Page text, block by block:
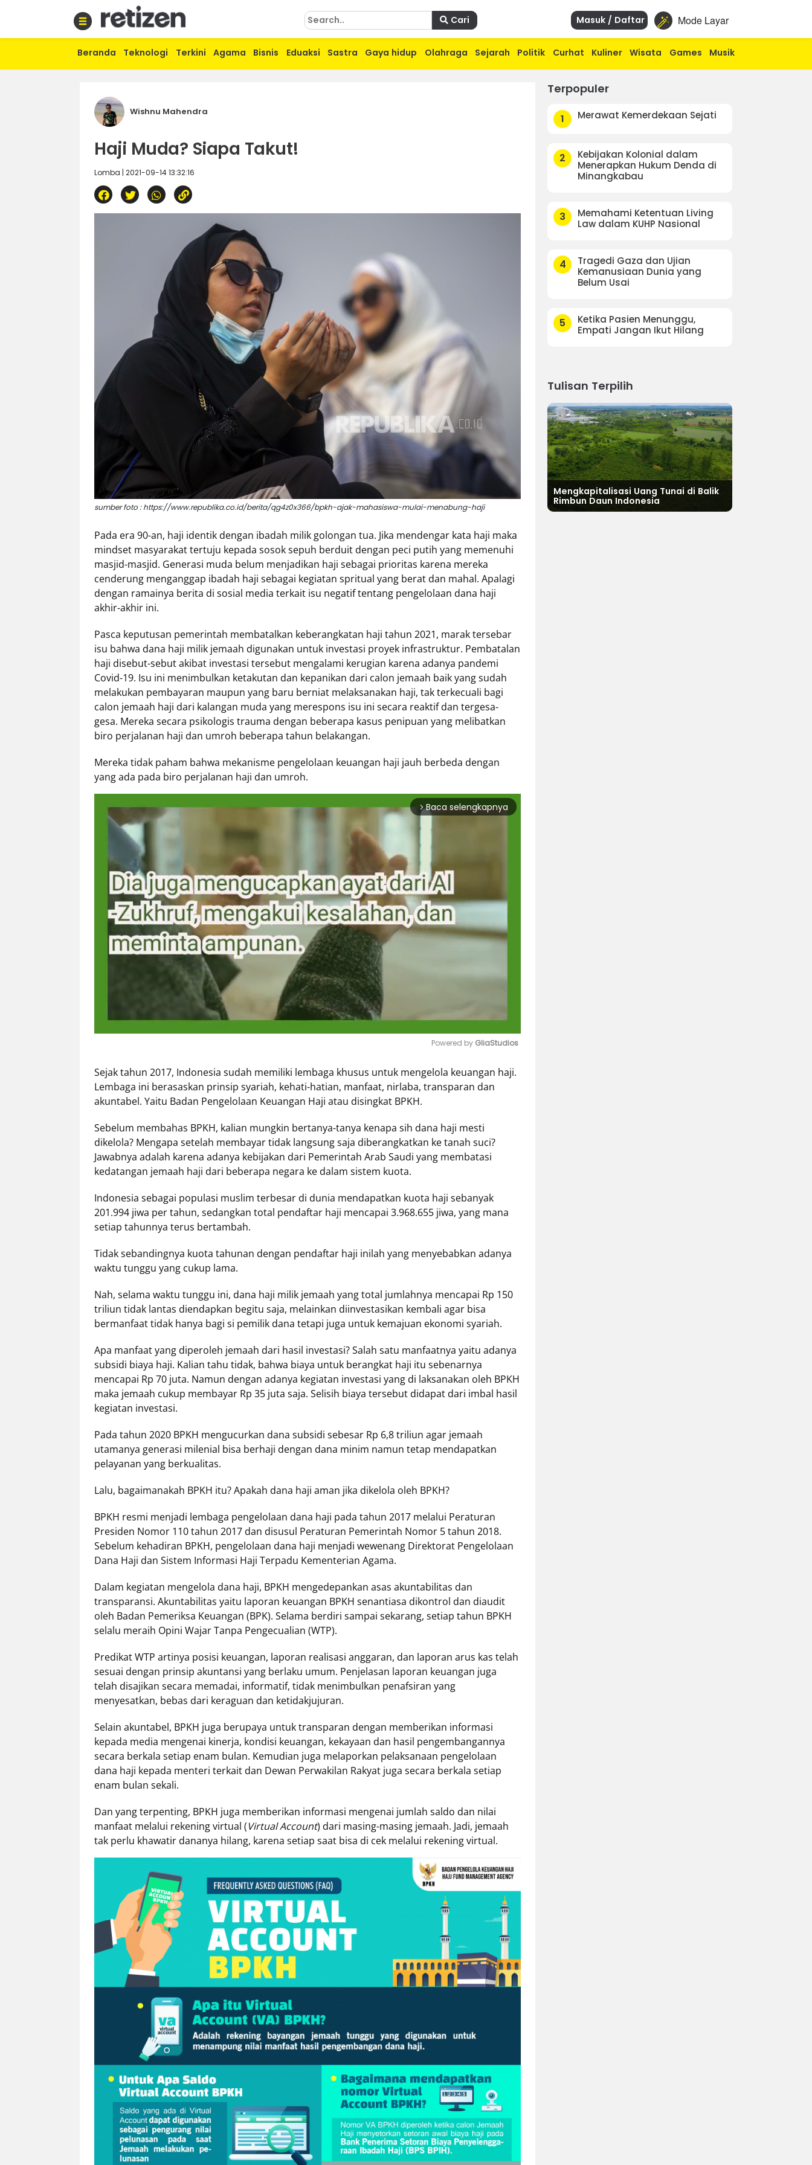
Mode Layar
Masuk / Daftar
Cari
Beranda Teknologi Terkini Agama Bisnis Eduaksi Sastra Gaya hidup Olahraga Sejarah Politik Curhat Kuliner Wisata Games Musik
Wishnu Mahendra
Haji Muda? Siapa Takut!
Lomba | 2021-09-14 13:32:16
sumber foto : https://www.republika.co.id/berita/qg4z0x366/bpkh-ajak-mahasiswa-mulai-menabung-haji
Pada era 90-an, haji identik dengan ibadah milik golongan tua. Jika mendengar kata haji maka
mindset masyarakat tertuju kepada sosok sepuh berduit dengan peci putih yang memenuhi
masjid-masjid. Generasi muda belum menjadikan haji sebagai prioritas karena mereka
cenderung menganggap ibadah haji sebagai kegiatan spritual yang berat dan mahal. Apalagi
dengan ramainya berita di sosial media terkait isu negatif tentang pengelolaan dana haji
akhir-akhir ini.
Pasca keputusan pemerintah membatalkan keberangkatan haji tahun 2021, marak tersebar
isu bahwa dana haji milik jemaah digunakan untuk investasi proyek infrastruktur. Pembatalan
haji disebut-sebut akibat investasi tersebut mengalami kerugian karena adanya pandemi
Covid-19. Isu ini menimbulkan ketakutan dan kepanikan dari calon jemaah baik yang sudah
melakukan pembayaran maupun yang baru berniat melaksanakan haji, tak terkecuali bagi
calon jemaah haji dari kalangan muda yang merespons isu ini secara reaktif dan tergesa-
gesa. Mereka secara psikologis trauma dengan beberapa kasus penipuan yang melibatkan
biro perjalanan haji dan umroh beberapa tahun belakangan.
Mereka tidak paham bahwa mekanisme pengelolaan keuangan haji jauh berbeda dengan
yang ada pada biro perjalanan haji dan umroh.
arrow_forward_ios Baca selengkapnya
Mute
Powered by GliaStudios
Sejak tahun 2017, Indonesia sudah memiliki lembaga khusus untuk mengelola keuangan haji.
Lembaga ini berasaskan prinsip syariah, kehati-hatian, manfaat, nirlaba, transparan dan
akuntabel. Yaitu Badan Pengelolaan Keuangan Haji atau disingkat BPKH.
Sebelum membahas BPKH, kalian mungkin bertanya-tanya kenapa sih dana haji mesti
dikelola? Mengapa setelah membayar tidak langsung saja diberangkatkan ke tanah suci?
Jawabnya adalah karena adanya kebijakan dari Pemerintah Arab Saudi yang membatasi
kedatangan jemaah haji dari beberapa negara ke dalam sistem kuota.
Indonesia sebagai populasi muslim terbesar di dunia mendapatkan kuota haji sebanyak
201.994 jiwa per tahun, sedangkan total pendaftar haji mencapai 3.968.655 jiwa, yang mana
setiap tahunnya terus bertambah.
Tidak sebandingnya kuota tahunan dengan pendaftar haji inilah yang menyebabkan adanya
waktu tunggu yang cukup lama.
Nah, selama waktu tunggu ini, dana haji milik jemaah yang total jumlahnya mencapai Rp 150
triliun tidak lantas diendapkan begitu saja, melainkan diinvestasikan kembali agar bisa
bermanfaat tidak hanya bagi si pemilik dana tetapi juga untuk kemajuan ekonomi syariah.
Apa manfaat yang diperoleh jemaah dari hasil investasi? Salah satu manfaatnya yaitu adanya
subsidi biaya haji. Kalian tahu tidak, bahwa biaya untuk berangkat haji itu sebenarnya
mencapai Rp 70 juta. Namun dengan adanya kegiatan investasi yang di laksanakan oleh BPKH
maka jemaah cukup membayar Rp 35 juta saja. Selisih biaya tersebut didapat dari imbal hasil
kegiatan investasi.
Pada tahun 2020 BPKH mengucurkan dana subsidi sebesar Rp 6,8 triliun agar jemaah
utamanya generasi milenial bisa berhaji dengan dana minim namun tetap mendapatkan
pelayanan yang berkualitas.
Lalu, bagaimanakah BPKH itu? Apakah dana haji aman jika dikelola oleh BPKH?
BPKH resmi menjadi lembaga pengelolaan dana haji pada tahun 2017 melalui Peraturan
Presiden Nomor 110 tahun 2017 dan disusul Peraturan Pemerintah Nomor 5 tahun 2018.
Sebelum kehadiran BPKH, pengelolaan dana haji menjadi wewenang Direktorat Pengelolaan
Dana Haji dan Sistem Informasi Haji Terpadu Kementerian Agama.
Dalam kegiatan mengelola dana haji, BPKH mengedepankan asas akuntabilitas dan
transparansi. Akuntabilitas yaitu laporan keuangan BPKH senantiasa dikontrol dan diaudit
oleh Badan Pemeriksa Keuangan (BPK). Selama berdiri sampai sekarang, setiap tahun BPKH
selalu meraih Opini Wajar Tanpa Pengecualian (WTP).
Predikat WTP artinya posisi keuangan, laporan realisasi anggaran, dan laporan arus kas telah
sesuai dengan prinsip akuntansi yang berlaku umum. Penjelasan laporan keuangan juga
telah disajikan secara memadai, informatif, tidak menimbulkan penafsiran yang
menyesatkan, bebas dari keraguan dan ketidakjujuran.
Selain akuntabel, BPKH juga berupaya untuk transparan dengan memberikan informasi
kepada media mengenai kinerja, kondisi keuangan, kekayaan dan hasil pengembangannya
secara berkala setiap enam bulan. Kemudian juga melaporkan pelaksanaan pengelolaan
dana haji kepada menteri terkait dan Dewan Perwakilan Rakyat juga secara berkala setiap
enam bulan sekali.
Dan yang terpenting, BPKH juga memberikan informasi mengenai jumlah saldo dan nilai
manfaat melalui rekening virtual (Virtual Account) dari masing-masing jemaah. Jadi, jemaah
tak perlu khawatir dananya hilang, karena setiap saat bisa di cek melalui rekening virtual.
Terpopuler
1 Merawat Kemerdekaan Sejati
2
Kebijakan Kolonial dalam
Menerapkan Hukum Denda di
Minangkabau
3
Memahami Ketentuan Living
Law dalam KUHP Nasional
4
Tragedi Gaza dan Ujian
Kemanusiaan Dunia yang
Belum Usai
5
Ketika Pasien Menunggu,
Empati Jangan Ikut Hilang
Tulisan Terpilih
Mengkapitalisasi Uang Tunai di Balik
Rimbun Daun Indonesia
Olahraga
repjogja.republika.co.id